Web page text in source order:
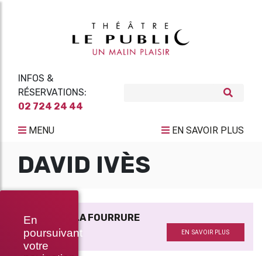
En
poursuivant
votre
INFOS &
RÉSERVATIONS:
02 724 24 44
MENU EN SAVOIR PLUS
DAVID IVÈS
LA VÉNUS À LA FOURRURE
De EN SAVOIR PLUS